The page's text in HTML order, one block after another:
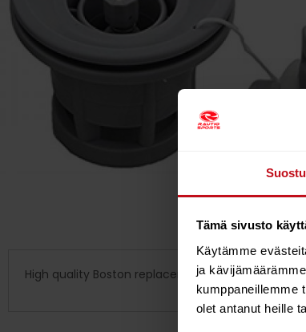
Tämä sivusto
Käytämme
ja
kumppaneillemme
olet antanut heille
High quality Boston replacement SUP valve for